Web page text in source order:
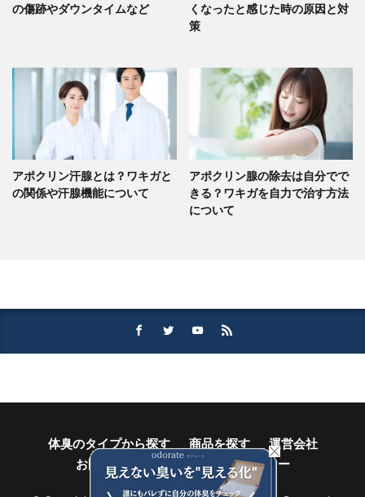
の傷跡やダウンタイムなど
くなったと感じた時の原因と対
策
アポクリン汗腺とは？ワキガと
の関係や汗腺機能について
アポクリン腺の除去は自分でで
きる？ワキガを自力で治す方法
について
体臭のタイプから探す 商品を探す
運営会社
お問い合わせ
プライバシーポリシー